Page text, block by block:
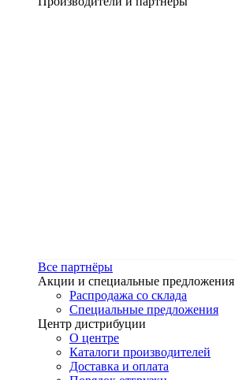
Все партнёры
Акции и специальные предложения
Распродажа со склада
Специальные предложения
Центр дистрибуции
О центре
Каталоги производителей
Доставка и оплата